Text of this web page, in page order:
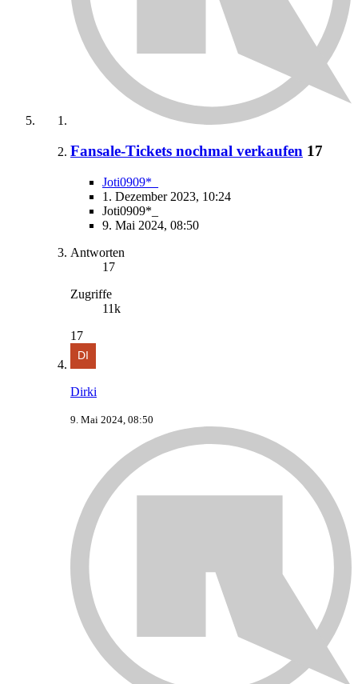
Fansale-Tickets nochmal verkaufen 17
Joti0909*_
1. Dezember 2023, 10:24
Joti0909*_
9. Mai 2024, 08:50
Antworten
17
Zugriffe
11k
17
Dirki
9. Mai 2024, 08:50